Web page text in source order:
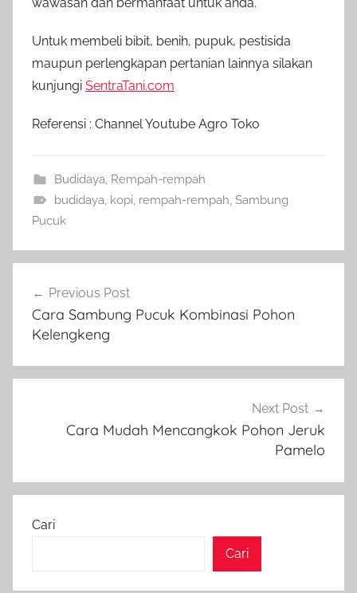
Untuk membeli bibit, benih, pupuk, pestisida
maupun perlengkapan pertanian lainnya silakan
kunjungi SentraTani.com
Referensi : Channel Youtube Agro Toko
Budidaya, Rempah-rempah
budidaya, kopi, rempah-rempah, Sambung
Pucuk
pos
Previous Post
Cara Sambung Pucuk Kombinasi Pohon
Kelengkeng
Next Post
Cara Mudah Mencangkok Pohon Jeruk
Pamelo
Cari
Cari